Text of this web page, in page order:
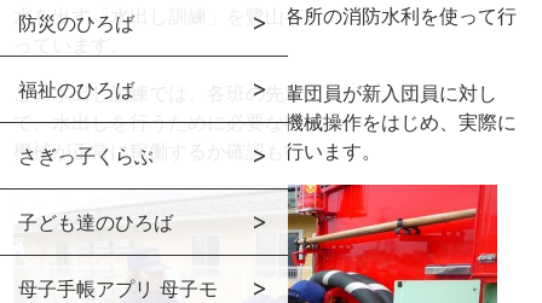
防災のひろば
福祉のひろば
さぎっ子くらぶ
子ども達のひろば
母子手帳アプリ 母子モ
水を出す「水出し訓練」を鷺山各所の消防水利を使って行
この水出し訓練では、各班の先輩団員が新入団員に対し
て、水出しを行うために必要な機械操作をはじめ、実際に
機械が正常に稼働するか確認も行います。